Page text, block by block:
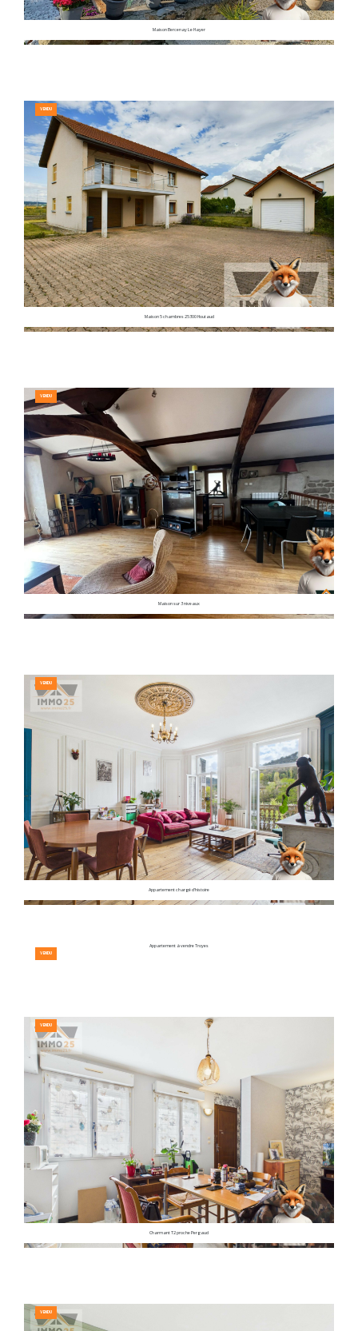
Maison Bercenay Le Hayer
VENDU
Maison 5 chambres 25300 Houtaud
VENDU
Maison sur 3 niveaux
VENDU
Appartement chargé d'histoire
VENDU
Appartement à vendre Troyes
VENDU
Charmant T2 proche Pergaud
VENDU